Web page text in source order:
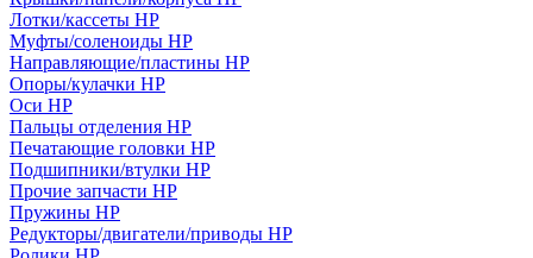
Лотки/кассеты HP
Муфты/соленоиды HP
Направляющие/пластины HP
Опоры/кулачки HP
Оси HP
Пальцы отделения HP
Печатающие головки HP
Подшипники/втулки HP
Прочие запчасти HP
Пружины HP
Редукторы/двигатели/приводы HP